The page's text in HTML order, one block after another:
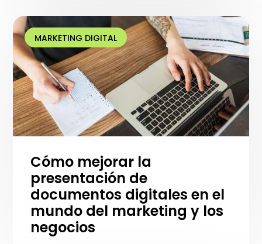
MARKETING DIGITAL
Cómo mejorar la
presentación de
documentos digitales en el
mundo del marketing y los
negocios